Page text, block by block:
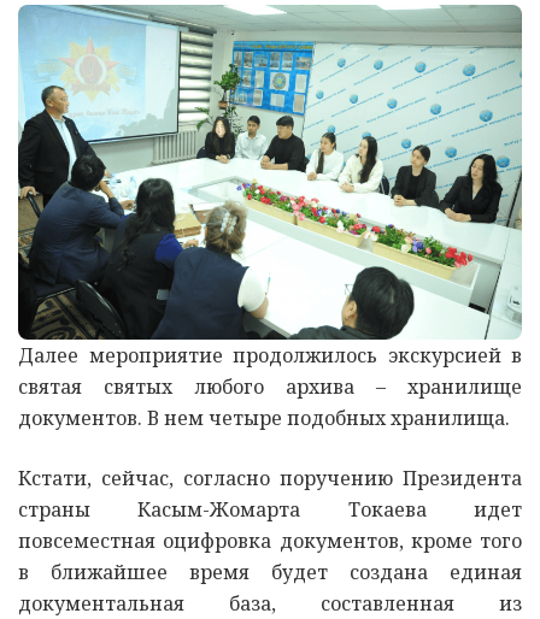
Далее мероприятие продолжилось экскурсией в
святая святых любого архива – хранилище
документов. В нем четыре подобных хранилища.
Кстати, сейчас, согласно поручению Президента
страны Касым-Жомарта Токаева идет
повсеместная оцифровка документов, кроме того
в ближайшее время будет создана единая
документальная база, составленная из